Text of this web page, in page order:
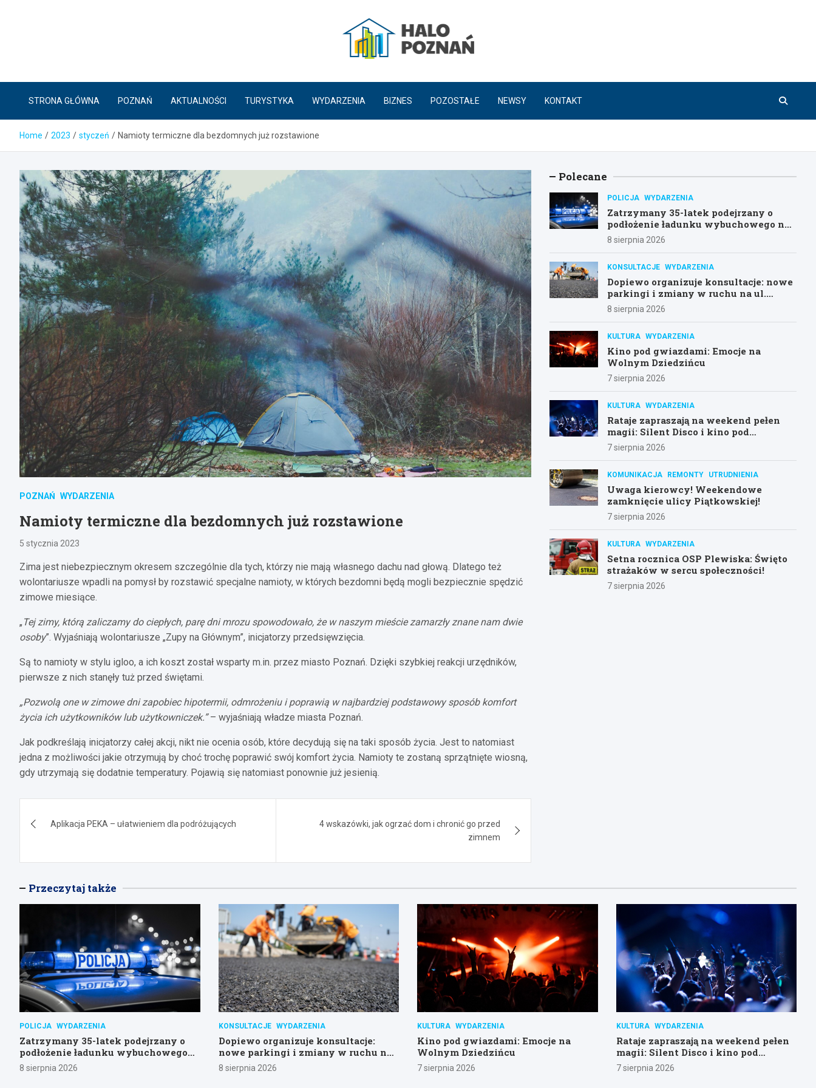
HaloPoznań.pl
STRONA GŁÓWNA POZNAŃ AKTUALNOŚCI TURYSTYKA WYDARZENIA BIZNES POZOSTAŁE NEWSY KONTAKT
Home 2023 styczeń Namioty termiczne dla bezdomnych już rozstawione
POZNAŃ WYDARZENIA
Namioty termiczne dla bezdomnych już rozstawione
5 stycznia 2023
Zima jest niebezpiecznym okresem szczególnie dla tych, którzy nie mają własnego dachu nad głową. Dlatego też
wolontariusze wpadli na pomysł by rozstawić specjalne namioty, w których bezdomni będą mogli bezpiecznie spędzić
zimowe miesiące.
„ Tej zimy, którą zaliczamy do ciepłych, parę dni mrozu spowodowało, że w naszym mieście zamarzły znane nam dwie
osoby”. Wyjaśniają wolontariusze „Zupy na Głównym”, inicjatorzy przedsięwzięcia.
Są to namioty w stylu igloo, a ich koszt został wsparty m.in. przez miasto Poznań. Dzięki szybkiej reakcji urzędników,
pierwsze z nich stanęły tuż przed świętami.
„Pozwolą one w zimowe dni zapobiec hipotermii, odmrożeniu i poprawią w najbardziej podstawowy sposób komfort
życia ich użytkowników lub użytkowniczek.”– wyjaśniają władze miasta Poznań.
Jak podkreślają inicjatorzy całej akcji, nikt nie ocenia osób, które decydują się na taki sposób życia. Jest to natomiast
jedna z możliwości jakie otrzymują by choć trochę poprawić swój komfort życia. Namioty te zostaną sprzątnięte wiosną,
gdy utrzymają się dodatnie temperatury. Pojawią się natomiast ponownie już jesienią.
wpisu
Aplikacja PEKA – ułatwieniem dla podróżujących
4 wskazówki, jak ogrzać dom i chronić go przed
zimnem
Polecane
POLICJA WYDARZENIA
Zatrzymany 35-latek podejrzany o
podłożenie ładunku wybuchowego na
stacji w Swarzędzu
8 sierpnia 2026
KONSULTACJE WYDARZENIA
Dopiewo organizuje konsultacje: nowe
parkingi i zmiany w ruchu na ul.
Łąkowej i Konarzewskiej
8 sierpnia 2026
KULTURA WYDARZENIA
Kino pod gwiazdami: Emocje na
Wolnym Dziedzińcu
7 sierpnia 2026
KULTURA WYDARZENIA
Rataje zapraszają na weekend pełen
magii: Silent Disco i kino pod
gwiazdami!
7 sierpnia 2026
KOMUNIKACJA REMONTY UTRUDNIENIA
Uwaga kierowcy! Weekendowe
zamknięcie ulicy Piątkowskiej!
7 sierpnia 2026
KULTURA WYDARZENIA
Setna rocznica OSP Plewiska: Święto
strażaków w sercu społeczności!
7 sierpnia 2026
Przeczytaj także
POLICJA WYDARZENIA
Zatrzymany 35-latek podejrzany o
podłożenie ładunku wybuchowego
na stacji w Swarzędzu
8 sierpnia 2026
KONSULTACJE WYDARZENIA
Dopiewo organizuje konsultacje:
nowe parkingi i zmiany w ruchu na
ul. Łąkowej i Konarzewskiej
8 sierpnia 2026
KULTURA WYDARZENIA
Kino pod gwiazdami: Emocje na
Wolnym Dziedzińcu
7 sierpnia 2026
KULTURA WYDARZENIA
Rataje zapraszają na weekend pełen
magii: Silent Disco i kino pod
gwiazdami!
7 sierpnia 2026